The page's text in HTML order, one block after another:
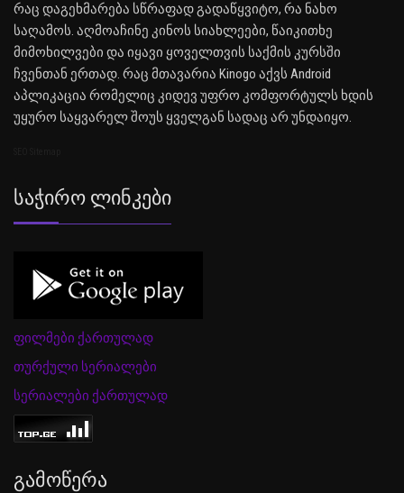
რაც დაგეხმარება სწრაფად გადაწყვიტო, რა ნახო
საღამოს. აღმოაჩინე კინოს სიახლეები, წაიკითხე
მიმოხილვები და იყავი ყოველთვის საქმის კურსში
ჩვენთან ერთად. რაც მთავარია Kinogo აქვს Android
აპლიკაცია რომელიც კიდევ უფრო კომფორტულს ხდის
უყურო საყვარელ შოუს ყველგან სადაც არ უნდაიყო.
Საჭირო Ლინკები
ფილმები ქართულად
თურქული სერიალები
სერიალები ქართულად
Გამოწერა